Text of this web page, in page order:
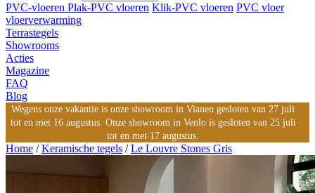
PVC-vloeren Plak-PVC vloeren Klik-PVC vloeren PVC vloer
vloerverwarming
Terrastegels
Showrooms
Acties
Magazine
FAQ
Blog
Wegens onze vakantie is onze showroom in Vianen gesloten van 27 juli
tot en met 16 augustus. Onze showroom in Venlo is gesloten van 25 juli
tot en met 17 augustus.
Home /Keramische tegels /Le Louvre Stones Gris